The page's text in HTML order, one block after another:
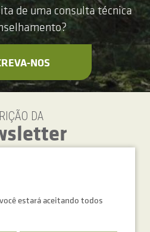
de uma consulta técnica
NOS
DA
você estará aceitando todos